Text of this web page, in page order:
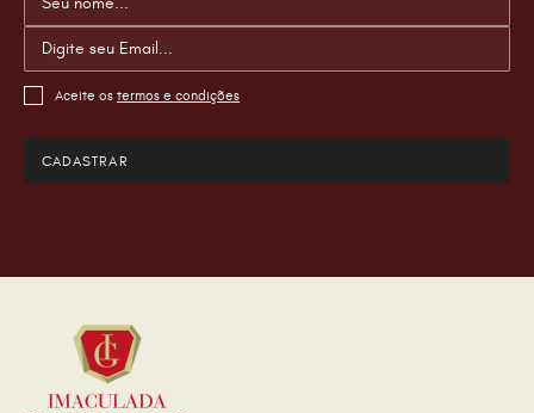
Aceite os termos e condições